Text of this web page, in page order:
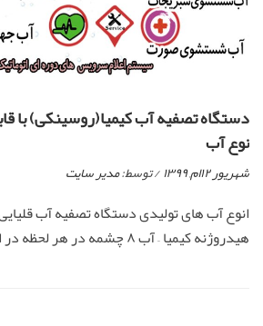
نوع آب
شهریور ۱۲ام, ۱۳۹۹ / توسط:مدیر سایت
انوع آب های تولیدی دستگاه تصفیه آب
هیدروژنه کیمیا – آب ۸ چشمه در هر لحظه در اختیار شما است